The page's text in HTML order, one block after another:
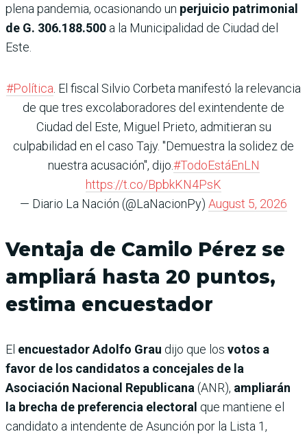
plena pandemia, ocasionando un perjuicio patrimonial
de G. 306.188.500 a la Municipalidad de Ciudad del
Este.
#Política . El fiscal Silvio Corbeta manifestó la relevancia
de que tres excolaboradores del exintendente de
Ciudad del Este, Miguel Prieto, admitieran su
culpabilidad en el caso Tajy. "Demuestra la solidez de
nuestra acusación", dijo.#TodoEstáEnLN
https://t.co/BpbkKN4PsK
— Diario La Nación (@LaNacionPy) August 5, 2026
Ventaja de Camilo Pérez se
ampliará hasta 20 puntos,
estima encuestador
El encuestador Adolfo Grau dijo que los votos a
favor de los candidatos a concejales de la
Asociación Nacional Republicana (ANR), ampliarán
la brecha de preferencia electoral que mantiene el
candidato a intendente de Asunción por la Lista 1,